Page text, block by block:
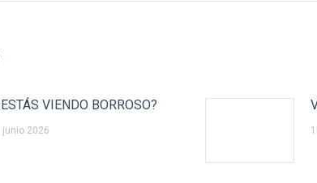
VIENDO BORROSO?
junio 2026